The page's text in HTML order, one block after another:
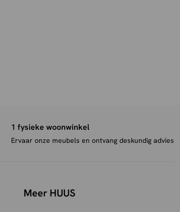
1 fysieke woonwinkel
Ervaar onze meubels en ontvang deskundig advies
Meer HUUS